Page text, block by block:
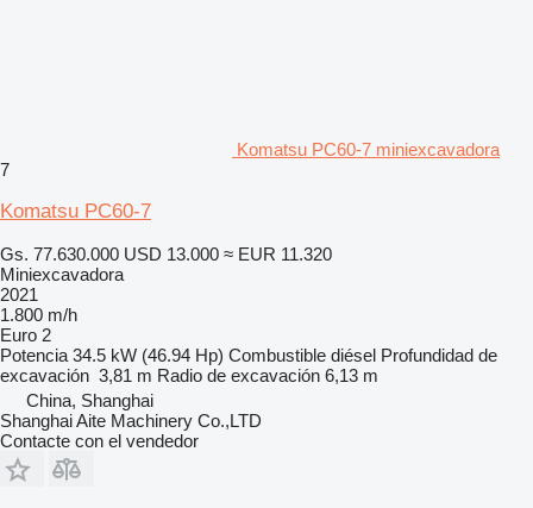
Komatsu PC60-7 miniexcavadora
7
Komatsu PC60-7
Gs. 77.630.000 USD 13.000 ≈ EUR 11.320
Miniexcavadora
2021
1.800 m/h
Euro 2
Potencia 34.5 kW (46.94 Hp) Combustible diésel Profundidad de
excavación 3,81 m Radio de excavación 6,13 m
China, Shanghai
Shanghai Aite Machinery Co.,LTD
Contacte con el vendedor